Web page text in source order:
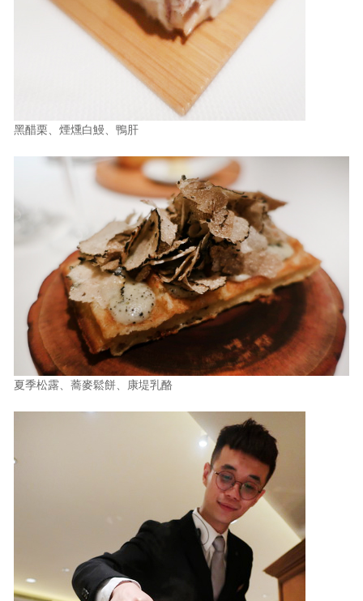
黑醋栗、煙燻白鰻、鴨肝
夏季松露、蕎麥鬆餅、康堤乳酪